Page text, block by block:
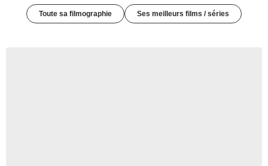
Toute sa filmographie Ses meilleurs films / séries